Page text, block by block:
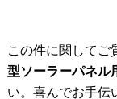
この件に関してご
型ソーラーパネル
い。喜んでお手伝